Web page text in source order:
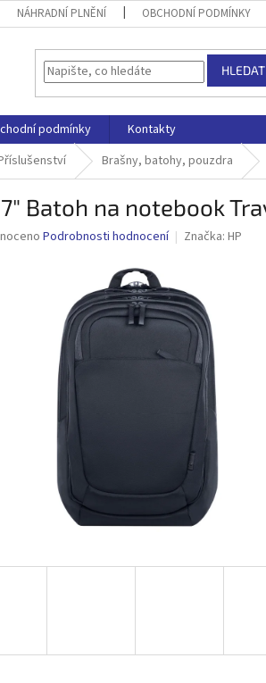
NÁHRADNÍ PLNĚNÍ OBCHODNÍ PODMÍNKY
HLEDAT
podmínky
Kontakty
Brašny, batohy, pouzdra
Batoh na notebook
Podrobnosti hodnocení Značka: HP